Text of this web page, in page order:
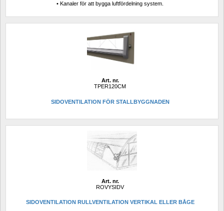
• Kanaler för att bygga luftfördelning system.
Art. nr.
TPER120CM
SIDOVENTILATION FÖR STALLBYGGNADEN
Art. nr.
ROVYSIDV
SIDOVENTILATION RULLVENTILATION VERTIKAL ELLER BÅGE